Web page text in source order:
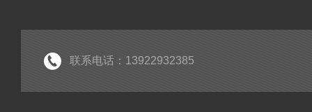
联系电话：13922932385